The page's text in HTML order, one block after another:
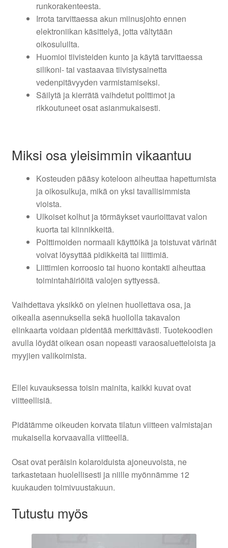
runkorakenteesta.
Irrota tarvittaessa akun miinusjohto ennen
elektroniikan käsittelyä, jotta vältytään
oikosuluilta.
Huomioi tiivisteiden kunto ja käytä tarvittaessa
silikoni- tai vastaavaa tiivistysainetta
vedenpitävyyden varmistamiseksi.
Säilytä ja kierrätä vaihdetut polttimot ja
rikkoutuneet osat asianmukaisesti.
Miksi osa yleisimmin vikaantuu
Kosteuden pääsy koteloon aiheuttaa hapettumista
ja oikosulkuja, mikä on yksi tavallisimmista
vioista.
Ulkoiset kolhut ja törmäykset vaurioittavat valon
kuorta tai kiinnikkeitä.
Polttimoiden normaali käyttöikä ja toistuvat värinät
voivat löysyttää pidikkeitä tai liittimiä.
Liittimien korroosio tai huono kontakti aiheuttaa
toimintahäiriöitä valojen syttyessä.
Vaihdettava yksikkö on yleinen huollettava osa, ja
oikealla asennuksella sekä huollolla takavalon
elinkaarta voidaan pidentää merkittävästi. Tuotekoodien
avulla löydät oikean osan nopeasti varaosaluetteloista ja
myyjien valikoimista.
Ellei kuvauksessa toisin mainita, kaikki kuvat ovat
viitteellisiä.
Pidätämme oikeuden korvata tilatun viitteen valmistajan
mukaisella korvaavalla viitteellä.
Osat ovat peräisin kolaroiduista ajoneuvoista, ne
tarkastetaan huolellisesti ja niille myönnämme 12
kuukauden toimivuustakuun.
Tutustu myös